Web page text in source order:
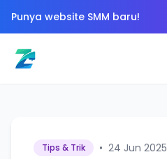
Punya website SMM baru!
Tips & Trik • 24 Jun 2025